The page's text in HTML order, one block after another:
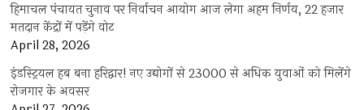
हिमाचल पंचायत चुनाव पर निर्वाचन आयोग आज लेगा अहम निर्णय, 22 हजार
मतदान केंद्रों में पड़ेंगे वोट
April 28, 2026
इंडस्ट्रियल हब बना हरिद्वार! नए उद्योगों से 23000 से अधिक युवाओं को मिलेंगे
रोजगार के अवसर